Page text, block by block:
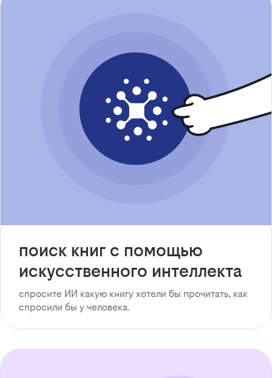
поиск книг с помощью
искусственного интеллекта
спросите ИИ какую книгу хотели бы прочитать, как
спросили бы у человека.